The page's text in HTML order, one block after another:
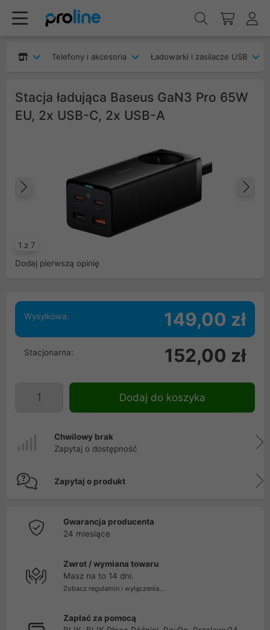
Telefony i akcesoria Ładowarki i zasilacze USB
Stacja ładująca Baseus GaN3 Pro 65W
EU, 2x USB-C, 2x USB-A
1 z 7
Poprzedni
Dodaj pierwszą opinię
Wysyłkowa: 149,00 zł
Stacjonarna: 152,00 zł
Dodaj do koszyka
Chwilowy brak
Zapytaj o dostępność
Zapytaj o produkt
Gwarancja producenta
24 miesiące
Zwrot / wymiana towaru
Masz na to 14 dni.
Zobacz regulamin i wyłączenia...
Zapłać za pomocą